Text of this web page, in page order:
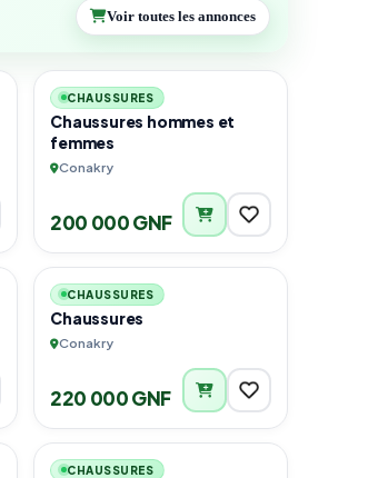
Voir toutes les annonces
CHAUSSURES
Chaussures hommes et
femmes
Conakry
200 000 GNF
3
CHAUSSURES
Chaussures
Conakry
220 000 GNF
3
CHAUSSURES